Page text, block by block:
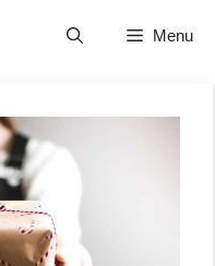
Menu